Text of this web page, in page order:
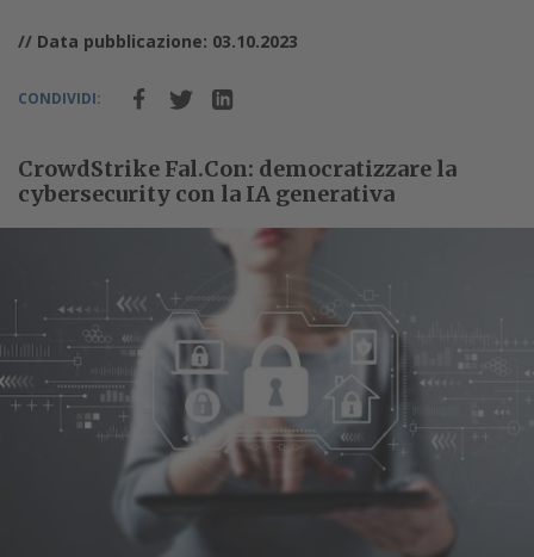
// Data pubblicazione: 03.10.2023
CONDIVIDI:
CrowdStrike Fal.Con: democratizzare la
cybersecurity con la IA generativa